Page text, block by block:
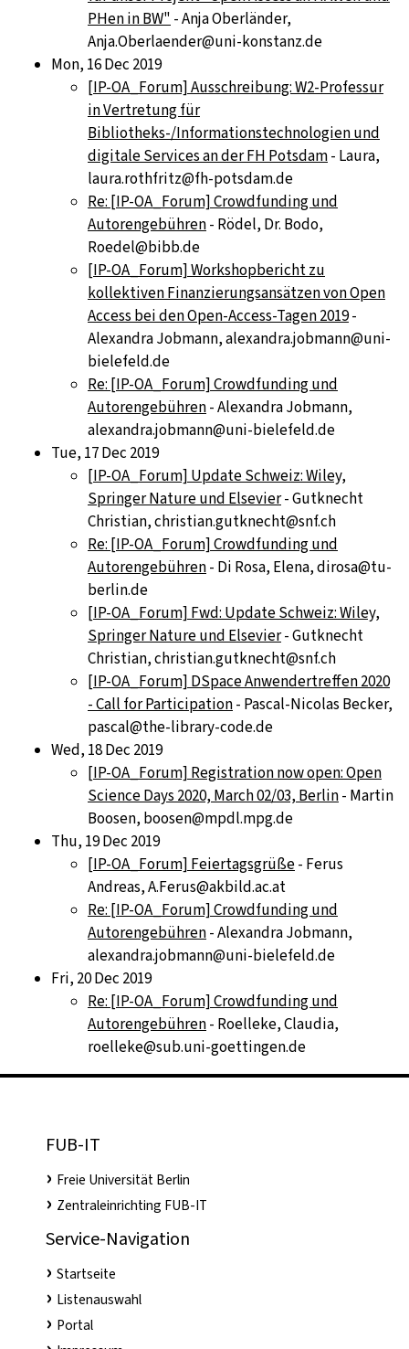
PHen in BW" - Anja Oberländer,
Anja.Oberlaender@uni-konstanz.de
Mon, 16 Dec 2019
[IP-OA_Forum] Ausschreibung: W2-Professur
in Vertretung für
Bibliotheks-/Informationstechnologien und
digitale Services an der FH Potsdam- Laura,
laura.rothfritz@fh-potsdam.de
Re: [IP-OA_Forum] Crowdfunding und
Autorengebühren- Rödel, Dr. Bodo,
Roedel@bibb.de
[IP-OA_Forum] Workshopbericht zu
kollektiven Finanzierungsansätzen von Open
Access bei den Open-Access-Tagen 2019-
Alexandra Jobmann, alexandra.jobmann@uni-
bielefeld.de
Re: [IP-OA_Forum] Crowdfunding und
Autorengebühren- Alexandra Jobmann,
alexandra.jobmann@uni-bielefeld.de
Tue, 17 Dec 2019
[IP-OA_Forum] Update Schweiz: Wiley,
Springer Nature und Elsevier- Gutknecht
Christian, christian.gutknecht@snf.ch
Re: [IP-OA_Forum] Crowdfunding und
Autorengebühren- Di Rosa, Elena, dirosa@tu-
berlin.de
[IP-OA_Forum] Fwd: Update Schweiz: Wiley,
Springer Nature und Elsevier- Gutknecht
Christian, christian.gutknecht@snf.ch
[IP-OA_Forum] DSpace Anwendertreffen 2020
- Call for Participation- Pascal-Nicolas Becker,
pascal@the-library-code.de
Wed, 18 Dec 2019
[IP-OA_Forum] Registration now open: Open
Science Days 2020, March 02/03, Berlin- Martin
Boosen, boosen@mpdl.mpg.de
Thu, 19 Dec 2019
[IP-OA_Forum] Feiertagsgrüße- Ferus
Andreas, A.Ferus@akbild.ac.at
Re: [IP-OA_Forum] Crowdfunding und
Autorengebühren- Alexandra Jobmann,
alexandra.jobmann@uni-bielefeld.de
Fri, 20 Dec 2019
Re: [IP-OA_Forum] Crowdfunding und
Autorengebühren- Roelleke, Claudia,
roelleke@sub.uni-goettingen.de
FUB-IT
Freie Universität Berlin
Zentraleinrichting FUB-IT
Service-Navigation
Startseite
Listenauswahl
Portal